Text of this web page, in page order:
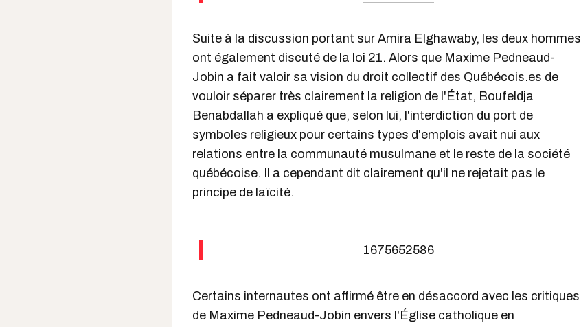
Suite à la discussion portant sur Amira Elghawaby, les deux hommes
ont également discuté de la loi 21. Alors que Maxime Pedneaud-
Jobin a fait valoir sa vision du droit collectif des Québécois.es de
vouloir séparer très clairement la religion de l'État, Boufeldja
Benabdallah a expliqué que, selon lui, l'interdiction du port de
symboles religieux pour certains types d'emplois avait nui aux
relations entre la communauté musulmane et le reste de la société
québécoise. Il a cependant dit clairement qu'il ne rejetait pas le
principe de laïcité.
1675652586
Certains internautes ont affirmé être en désaccord avec les critiques
de Maxime Pedneaud-Jobin envers l'Église catholique en